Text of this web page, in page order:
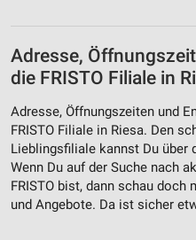
Adresse,
die FRISTO Filiale in
Adresse, Öffnungszeiten und
FRISTO Filiale in Riesa. Den
Lieblingsfiliale kannst Du über
Wenn Du auf der Suche nach
FRISTO bist, dann schau
und Angebote. Da ist sicher
Verwendung reduzierter
Inhalten
Verwendung genauer
Geräte anhand von aktiv
Informationen identifizieren
Nicht-IAB-Verarbeitungszwecke: